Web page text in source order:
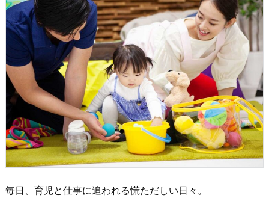
毎日、育児と仕事に追われる慌ただしい日々。